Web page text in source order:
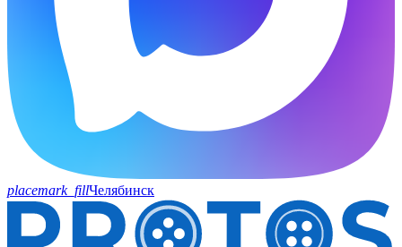
placemark_fillЧелябинск